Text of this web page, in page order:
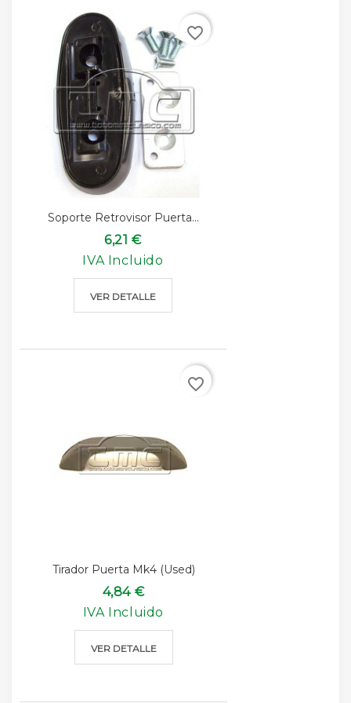
Soporte Retrovisor Puerta...
6,21 €
IVA Incluido
VER DETALLE
favorite_border
Tirador Puerta Mk4 (used)
4,84 €
IVA Incluido
VER DETALLE
favorite_border